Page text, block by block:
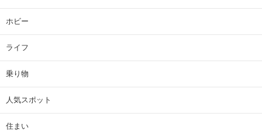
ホビー
ライフ
乗り物
人気スポット
住まい